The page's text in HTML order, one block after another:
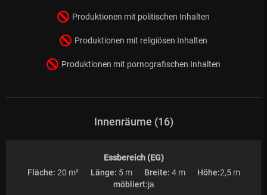
Produktionen mit politischen Inhalten
Produktionen mit religiösen Inhalten
Produktionen mit pornografischen Inhalten
Innenräume (16)
Essbereich (EG)
Fläche: 20 m² Länge: 5 m Breite: 4 m Höhe:2,5 m
möbliert:ja